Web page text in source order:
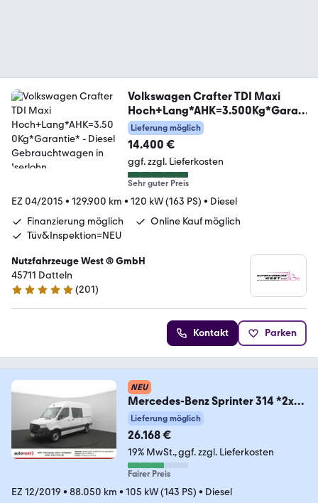
Volkswagen Crafter TDI Maxi
Hoch+Lang*AHK=3.500Kg*Garan
tie*
Lieferung möglich
14.400 €
ggf. zzgl. Lieferkosten
Sehr guter Preis
EZ 04/2015 • 129.900 km • 120 kW (163 PS) • Diesel
Finanzierung möglich
Online Kauf möglich
Tüv&Inspektion=NEU
Nutzfahrzeuge West ® GmbH
45711 Datteln
4.9 Sterne
(201)
Kontakt Parken
NEU
Mercedes-Benz Sprinter 314 *2x
Schiebetür* KAMERA+NAVI+PDC
(37
Lieferung möglich
26.168 €
19% MwSt. ggf. zzgl. Lieferkosten
Fairer Preis
EZ 12/2019 • 88.050 km • 105 kW (143 PS) • Diesel